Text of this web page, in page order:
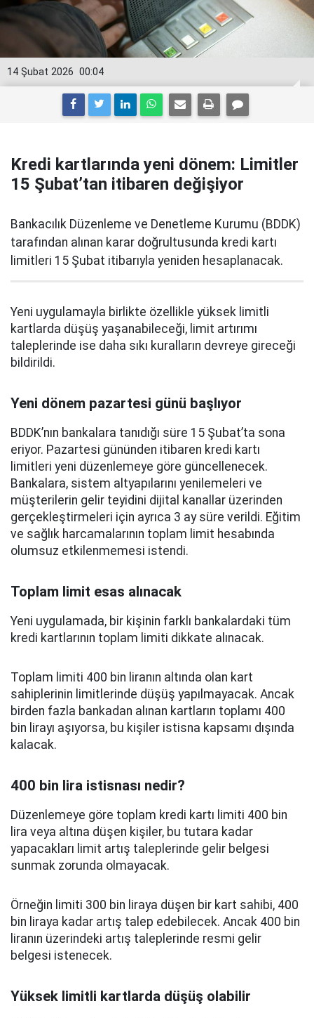
00:04
14 Şubat 2026
Kredi kartlarında yeni dönem: Limitler
15 Şubat’tan itibaren değişiyor
Bankacılık Düzenleme ve Denetleme Kurumu (BDDK)
tarafından alınan karar doğrultusunda kredi kartı
limitleri 15 Şubat itibarıyla yeniden hesaplanacak.
Yeni uygulamayla birlikte özellikle yüksek limitli
kartlarda düşüş yaşanabileceği, limit artırımı
taleplerinde ise daha sıkı kuralların devreye gireceği
bildirildi.
Yeni dönem pazartesi günü başlıyor
BDDK’nın bankalara tanıdığı süre 15 Şubat’ta sona
eriyor. Pazartesi gününden itibaren kredi kartı
limitleri yeni düzenlemeye göre güncellenecek.
Bankalara, sistem altyapılarını yenilemeleri ve
müşterilerin gelir teyidini dijital kanallar üzerinden
gerçekleştirmeleri için ayrıca 3 ay süre verildi. Eğitim
ve sağlık harcamalarının toplam limit hesabında
olumsuz etkilenmemesi istendi.
Toplam limit esas alınacak
Yeni uygulamada, bir kişinin farklı bankalardaki tüm
kredi kartlarının toplam limiti dikkate alınacak.
Toplam limiti 400 bin liranın altında olan kart
sahiplerinin limitlerinde düşüş yapılmayacak. Ancak
birden fazla bankadan alınan kartların toplamı 400
bin lirayı aşıyorsa, bu kişiler istisna kapsamı dışında
kalacak.
400 bin lira istisnası nedir?
Düzenlemeye göre toplam kredi kartı limiti 400 bin
lira veya altına düşen kişiler, bu tutara kadar
yapacakları limit artış taleplerinde gelir belgesi
sunmak zorunda olmayacak.
Örneğin limiti 300 bin liraya düşen bir kart sahibi, 400
bin liraya kadar artış talep edebilecek. Ancak 400 bin
liranın üzerindeki artış taleplerinde resmi gelir
belgesi istenecek.
Yüksek limitli kartlarda düşüş olabilir